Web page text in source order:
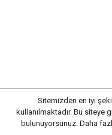
Sitemizden en iyi
kullanılmaktadır. Bu siteye
bulunuyorsunuz. Daha